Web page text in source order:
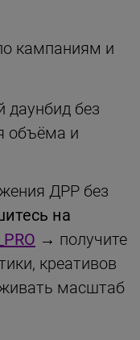
кампаниям и
даунбид без
объёма и
ДРР без
на
→ получите
креативов
масштаб